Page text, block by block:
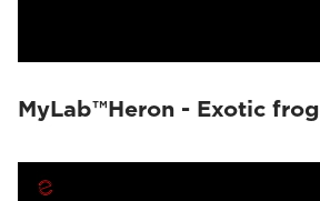
MyLab™Heron - Exotic frog